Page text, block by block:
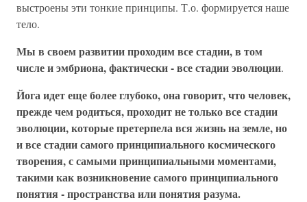
выстроены эти тонкие принципы. Т.о. формируется наше
тело.
Мы в своем развитии проходим все стадии, в том
числе и эмбриона, фактически - все стадии эволюции.
Йога идет еще более глубоко, она говорит, что человек,
прежде чем родиться, проходит не только все стадии
эволюции, которые претерпела вся жизнь на земле, но
и все стадии самого принципиального космического
творения, с самыми принципиальными моментами,
такими как возникновение самого принципиального
понятия - пространства или понятия разума.